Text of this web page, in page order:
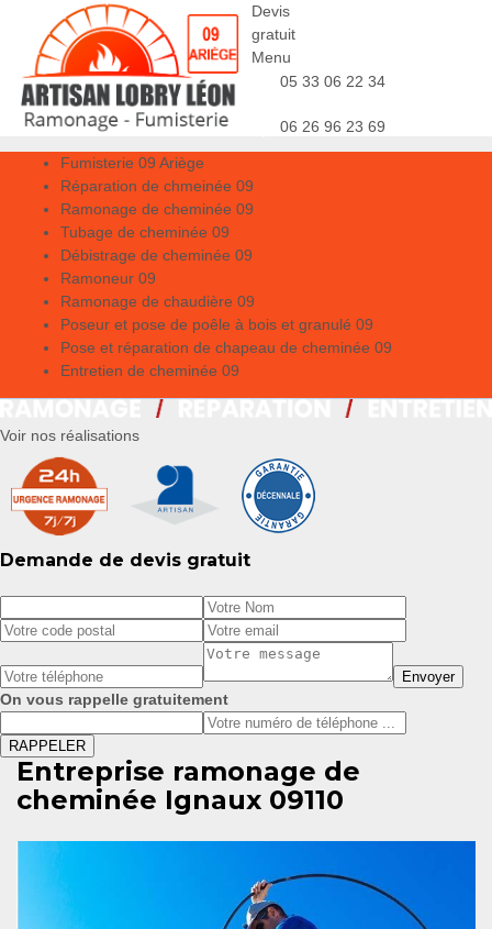
Devis
gratuit
Menu
05 33 06 22 34
06 26 96 23 69
Fumisterie 09 Ariège
Réparation de chmeinée 09
Ramonage de cheminée 09
Tubage de cheminée 09
Débistrage de cheminée 09
Ramoneur 09
Ramonage de chaudière 09
Poseur et pose de poêle à bois et granulé 09
Pose et réparation de chapeau de cheminée 09
Entretien de cheminée 09
Voir nos réalisations
Demande de devis gratuit
On vous rappelle gratuitement
Entreprise ramonage de
cheminée Ignaux 09110